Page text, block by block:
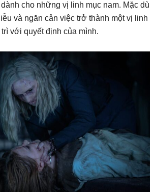
cho những vị linh mục nam. Mặc dù
và ngăn cản việc trở thành một vị linh
với quyết định của mình.